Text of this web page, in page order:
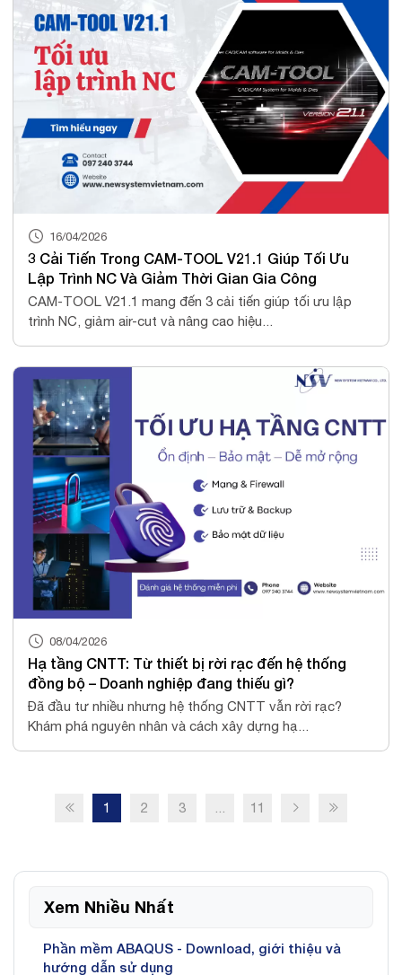
16/04/2026
3 Cải Tiến Trong CAM-TOOL V21.1 Giúp Tối Ưu
Lập Trình NC Và Giảm Thời Gian Gia Công
CAM-TOOL V21.1 mang đến 3 cải tiến giúp tối ưu lập
trình NC, giảm air-cut và nâng cao hiệu...
08/04/2026
Hạ tầng CNTT: Từ thiết bị rời rạc đến hệ thống
đồng bộ – Doanh nghiệp đang thiếu gì?
Đã đầu tư nhiều nhưng hệ thống CNTT vẫn rời rạc?
Khám phá nguyên nhân và cách xây dựng hạ...
1 2 3 11
Xem Nhiều Nhất
Phần mềm ABAQUS - Download, giới thiệu và
hướng dẫn sử dụng